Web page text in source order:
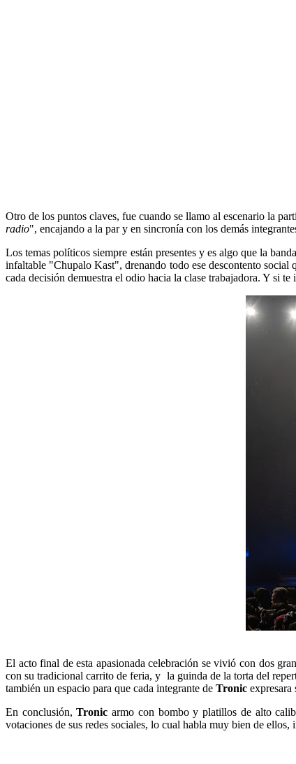
Otro de los puntos claves, fue cuando se llamo al escenario la
radio", encajando a la par y en sincronía con los demás
Los temas políticos siempre están presentes y es algo que la
infaltable "Chupalo Kast", drenando todo ese descontento social
cada decisión demuestra el odio hacia la clase trabajadora. Y si
El acto final de esta apasionada celebración se vivió con dos
con su tradicional carrito de feria, y la guinda de la torta del
también un espacio para que cada integrante de Tronic expresara
En conclusión,Tronic armo con bombo y platillos de alto
votaciones de sus redes sociales, lo cual habla muy bien de